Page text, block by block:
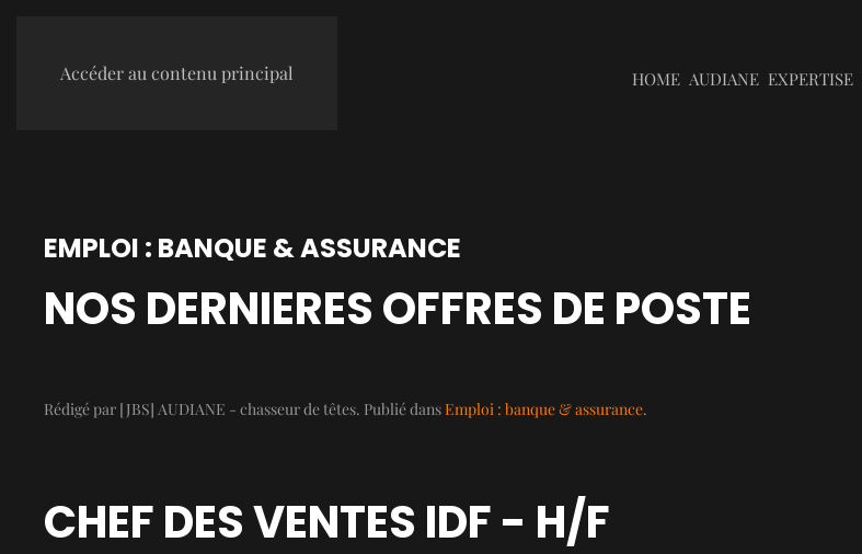
Accéder au contenu principal HOME AUDIANE EXPERTISE
EMPLOI : BANQUE & ASSURANCE
NOS DERNIERES OFFRES DE POSTE
Rédigé par [JBS] AUDIANE - chasseur de têtes. Publié dansEmploi : banque & assurance.
CHEF DES VENTES IDF - H/F